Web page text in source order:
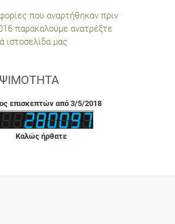
που αναρτήθηκαν πριν
παρακαλούμε ανατρέξτε
ιστοσελίδα μας
επισκεπτών από 3/5/2018
Καλώς ήρθατε